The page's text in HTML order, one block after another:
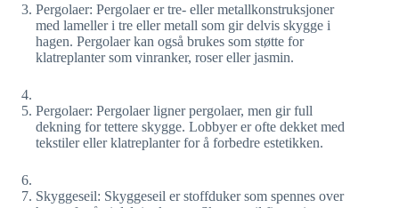
Pergolaer: Pergolaer er tre- eller metallkonstruksjoner
med lameller i tre eller metall som gir delvis skygge i
hagen. Pergolaer kan også brukes som støtte for
klatreplanter som vinranker, roser eller jasmin.
Pergolaer: Pergolaer ligner pergolaer, men gir full
dekning for tettere skygge. Lobbyer er ofte dekket med
tekstiler eller klatreplanter for å forbedre estetikken.
Skyggeseil: Skyggeseil er stoffduker som spennes over